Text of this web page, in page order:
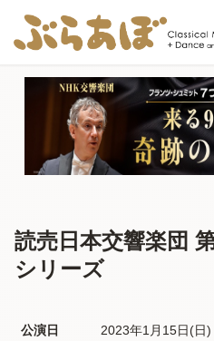
読売日本交響楽団
シリーズ
公演日 2023年1月15日(日)